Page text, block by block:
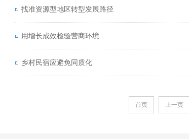
找准资源型地区转型发展路径
用增长成效检验营商环境
乡村民宿应避免同质化
首页 上一页